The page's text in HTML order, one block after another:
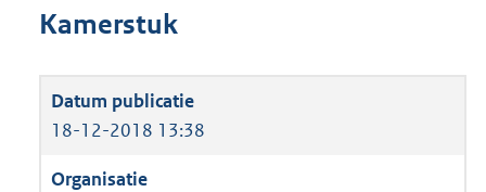
Kamerstuk
18-12-2018 13:38